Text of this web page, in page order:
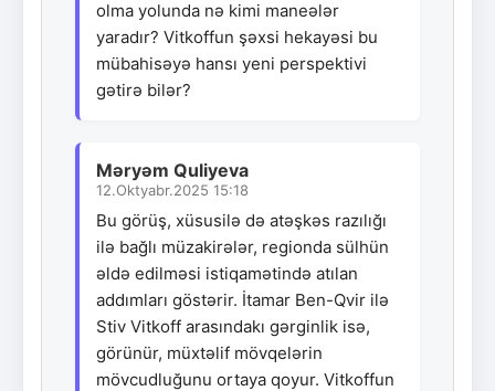
olma yolunda nə kimi maneələr
yaradır? Vitkoffun şəxsi hekayəsi bu
mübahisəyə hansı yeni perspektivi
gətirə bilər?
Məryəm Quliyeva
12.Oktyabr.2025 15:18
Bu görüş, xüsusilə də atəşkəs razılığı
ilə bağlı müzakirələr, regionda sülhün
əldə edilməsi istiqamətində atılan
addımları göstərir. İtamar Ben-Qvir ilə
Stiv Vitkoff arasındakı gərginlik isə,
görünür, müxtəlif mövqelərin
mövcudluğunu ortaya qoyur. Vitkoffun